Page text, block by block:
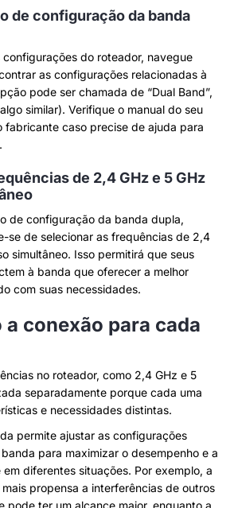
de configuração da banda
do roteador, navegue
as configurações relacionadas à
pode ser chamada de “Dual Band”,
similar). Verifique o manual do seu
fabricante caso precise de ajuda para
de 2,4 GHz e 5 GHz
de configuração da banda dupla,
se de selecionar as frequências de 2,4
simultâneo. Isso permitirá que seus
à banda que oferecer a melhor
com suas necessidades.
conexão para cada
no roteador, como 2,4 GHz e 5
separadamente porque cada uma
e necessidades distintas.
permite ajustar as configurações
para maximizar o desempenho e a
diferentes situações. Por exemplo, a
propensa a interferências de outros
pode ter um alcance maior, enquanto a